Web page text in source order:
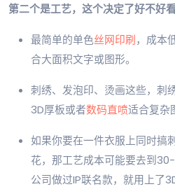
第二个是工艺，这个决定了好不好
最简单的单色丝网印刷，成本
合大面积文字或图形。
刺绣、发泡印、烫画这些，刺
3D厚板或者数码直喷适合复杂
如果你要在一件衣服上同时搞
花，那工艺成本可能要去到
公司做过IP联名款，就用上了